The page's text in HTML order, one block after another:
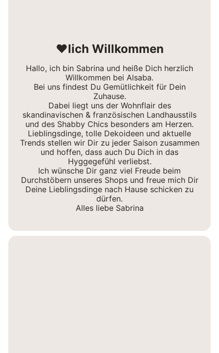
❤lich Willkommen
Hallo, ich bin Sabrina und heiße Dich herzlich
Willkommen bei Alsaba.
Bei uns findest Du Gemütlichkeit für Dein
Zuhause.
Dabei liegt uns der Wohnflair des
skandinavischen & französischen Landhausstils
und des Shabby Chics besonders am Herzen.
Lieblingsdinge, tolle Dekoideen und aktuelle
Trends stellen wir Dir zu jeder Saison zusammen
und hoffen, dass auch Du Dich in das
Hyggegefühl verliebst.
Ich wünsche Dir ganz viel Freude beim
Durchstöbern unseres Shops und freue mich Dir
Deine Lieblingsdinge nach Hause schicken zu
dürfen.
Alles liebe Sabrina